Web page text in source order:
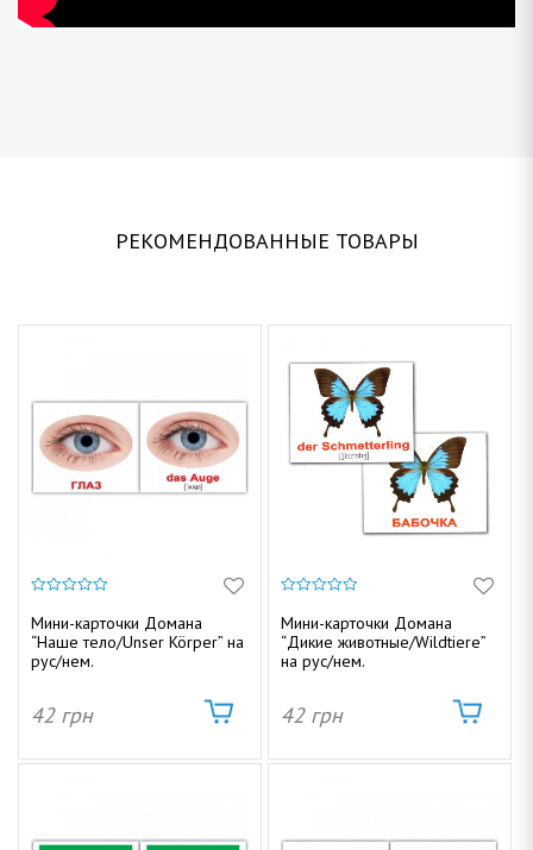
РЕКОМЕНДОВАННЫЕ ТОВАРЫ
и
зМини-карточки Домана
“Наше тело/Unser Körper” на
рус/нем.
42 грн
и
зМини-карточки Домана
“Дикие животные/Wildtiere”
на рус/нем.
42 грн